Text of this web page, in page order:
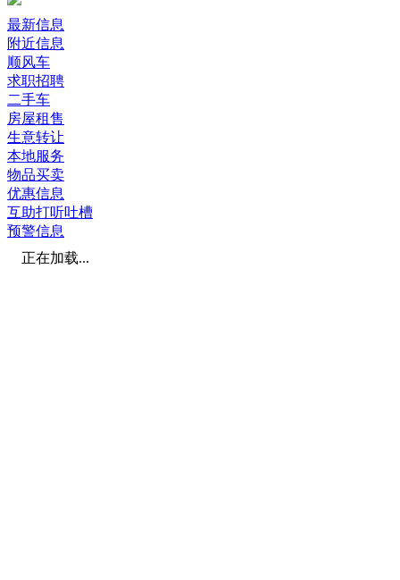
最新信息
附近信息
顺风车
求职招聘
二手车
房屋租售
生意转让
本地服务
物品买卖
优惠信息
互助打听吐槽
预警信息
正在加载...